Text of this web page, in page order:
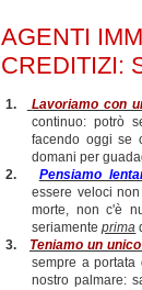
AGENTI
CREDITIZI:
1. Lavoriamo con
continuo: potrò
facendo oggi se
domani per
2.
Pensiamo
essere veloci
morte, non c'è
seriamenteprima
3.
Teniamo un
sempre a portata
nostro palmare: